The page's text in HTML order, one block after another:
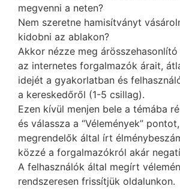
megvenni a neten?
Nem szeretne hamisítványt
kidobni az ablakon?
Akkor nézze meg
az internetes forgalmazók árait,
idejét a gyakorlatban és
a kereskedőről (1-5 csillag).
Ezen kívül menjen bele a témába
és válassza a “Vélemények”
megrendelők által írt
közzé a forgalmazókról akár
A felhasználók által megírt
rendszeresen frissítjük oldalunkon.